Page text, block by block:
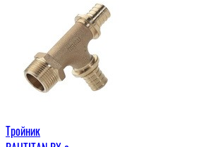
Тройник